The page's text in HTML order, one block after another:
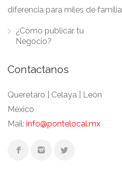
diferencia para miles de
¿Cómo publicar tu
Negocio?
Contactanos
Queretaro | Celaya | León
México
Mail: info@pontelocal.mx